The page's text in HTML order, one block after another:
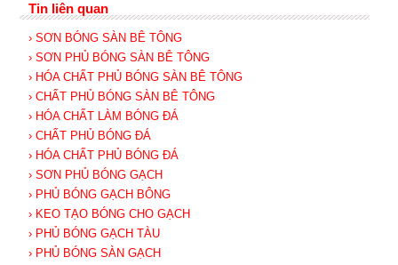
Tin liên quan
› SƠN BÓNG SÀN BÊ TÔNG
› SƠN PHỦ BÓNG SÀN BÊ TÔNG
› HÓA CHẤT PHỦ BÓNG SÀN BÊ TÔNG
› CHẤT PHỦ BÓNG SÀN BÊ TÔNG
› HÓA CHẤT LÀM BÓNG ĐÁ
› CHẤT PHỦ BÓNG ĐÁ
› HÓA CHẤT PHỦ BÓNG ĐÁ
› SƠN PHỦ BÓNG GẠCH
› PHỦ BÓNG GẠCH BÔNG
› KEO TẠO BÓNG CHO GẠCH
› PHỦ BÓNG GẠCH TÀU
› PHỦ BÓNG SÀN GẠCH